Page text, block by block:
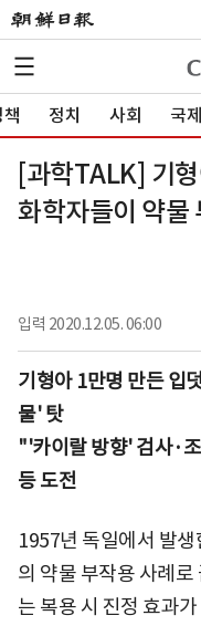
정치 사회 국제
[과학TALK] 기
화학자들이 약물
입력 2020.12.05. 06:00
기형아 1만명 만든 입
물' 탓
"'카이랄 방향' 검사·
등 도전
1957년 독일에서 발
의 약물 부작용 사례
는 복용 시 진정 효과